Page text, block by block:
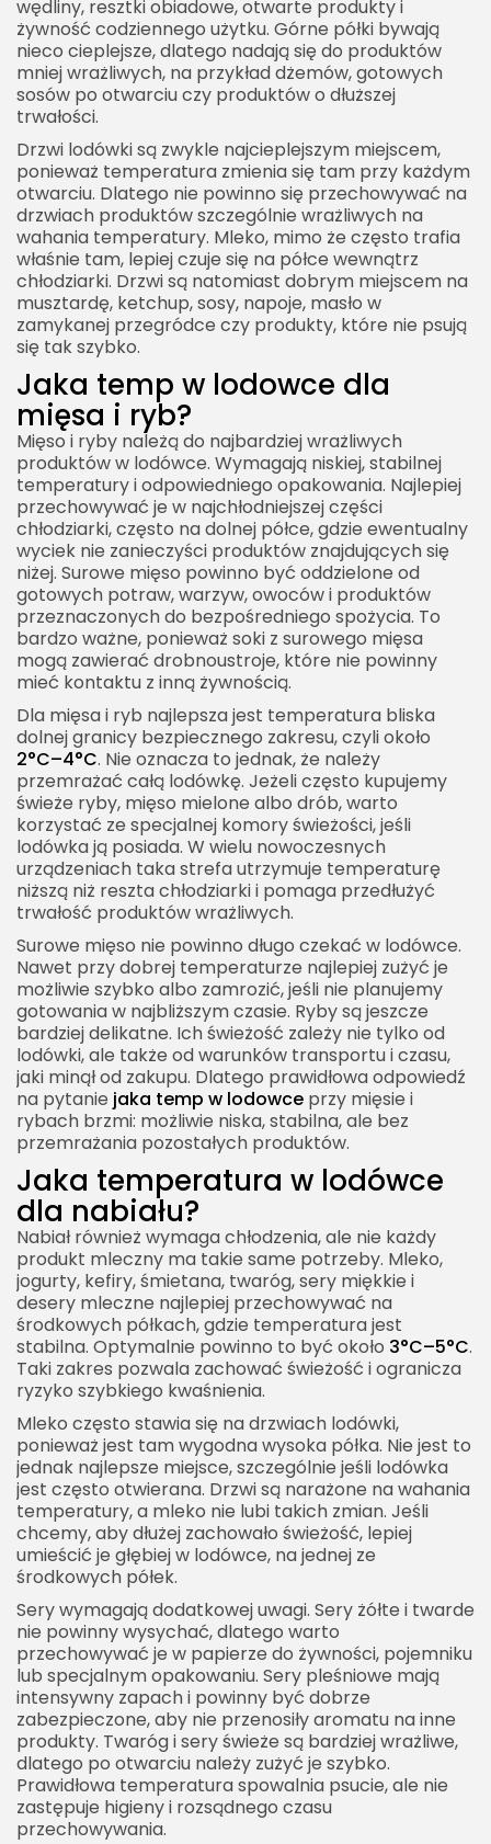
wędliny, resztki obiadowe, otwarte produkty i
żywność codziennego użytku. Górne półki bywają
nieco cieplejsze, dlatego nadają się do produktów
mniej wrażliwych, na przykład dżemów, gotowych
sosów po otwarciu czy produktów o dłuższej
trwałości.
Drzwi lodówki są zwykle najcieplejszym miejscem,
ponieważ temperatura zmienia się tam przy każdym
otwarciu. Dlatego nie powinno się przechowywać na
drzwiach produktów szczególnie wrażliwych na
wahania temperatury. Mleko, mimo że często trafia
właśnie tam, lepiej czuje się na półce wewnątrz
chłodziarki. Drzwi są natomiast dobrym miejscem na
musztardę, ketchup, sosy, napoje, masło w
zamykanej przegródce czy produkty, które nie psują
się tak szybko.
Jaka temp w lodowce dla
mięsa i ryb?
Mięso i ryby należą do najbardziej wrażliwych
produktów w lodówce. Wymagają niskiej, stabilnej
temperatury i odpowiedniego opakowania. Najlepiej
przechowywać je w najchłodniejszej części
chłodziarki, często na dolnej półce, gdzie ewentualny
wyciek nie zanieczyści produktów znajdujących się
niżej. Surowe mięso powinno być oddzielone od
gotowych potraw, warzyw, owoców i produktów
przeznaczonych do bezpośredniego spożycia. To
bardzo ważne, ponieważ soki z surowego mięsa
mogą zawierać drobnoustroje, które nie powinny
mieć kontaktu z inną żywnością.
Dla mięsa i ryb najlepsza jest temperatura bliska
dolnej granicy bezpiecznego zakresu, czyli około
2°C–4°C. Nie oznacza to jednak, że należy
przemrażać całą lodówkę. Jeżeli często kupujemy
świeże ryby, mięso mielone albo drób, warto
korzystać ze specjalnej komory świeżości, jeśli
lodówka ją posiada. W wielu nowoczesnych
urządzeniach taka strefa utrzymuje temperaturę
niższą niż reszta chłodziarki i pomaga przedłużyć
trwałość produktów wrażliwych.
Surowe mięso nie powinno długo czekać w lodówce.
Nawet przy dobrej temperaturze najlepiej zużyć je
możliwie szybko albo zamrozić, jeśli nie planujemy
gotowania w najbliższym czasie. Ryby są jeszcze
bardziej delikatne. Ich świeżość zależy nie tylko od
lodówki, ale także od warunków transportu i czasu,
jaki minął od zakupu. Dlatego prawidłowa odpowiedź
na pytanie jaka temp w lodowce przy mięsie i
rybach brzmi: możliwie niska, stabilna, ale bez
przemrażania pozostałych produktów.
Jaka temperatura w lodówce
dla nabiału?
Nabiał również wymaga chłodzenia, ale nie każdy
produkt mleczny ma takie same potrzeby. Mleko,
jogurty, kefiry, śmietana, twaróg, sery miękkie i
desery mleczne najlepiej przechowywać na
środkowych półkach, gdzie temperatura jest
stabilna. Optymalnie powinno to być około 3°C–5°C.
Taki zakres pozwala zachować świeżość i ogranicza
ryzyko szybkiego kwaśnienia.
Mleko często stawia się na drzwiach lodówki,
ponieważ jest tam wygodna wysoka półka. Nie jest to
jednak najlepsze miejsce, szczególnie jeśli lodówka
jest często otwierana. Drzwi są narażone na wahania
temperatury, a mleko nie lubi takich zmian. Jeśli
chcemy, aby dłużej zachowało świeżość, lepiej
umieścić je głębiej w lodówce, na jednej ze
środkowych półek.
Sery wymagają dodatkowej uwagi. Sery żółte i twarde
nie powinny wysychać, dlatego warto
przechowywać je w papierze do żywności, pojemniku
lub specjalnym opakowaniu. Sery pleśniowe mają
intensywny zapach i powinny być dobrze
zabezpieczone, aby nie przenosiły aromatu na inne
produkty. Twaróg i sery świeże są bardziej wrażliwe,
dlatego po otwarciu należy zużyć je szybko.
Prawidłowa temperatura spowalnia psucie, ale nie
zastępuje higieny i rozsądnego czasu
przechowywania.